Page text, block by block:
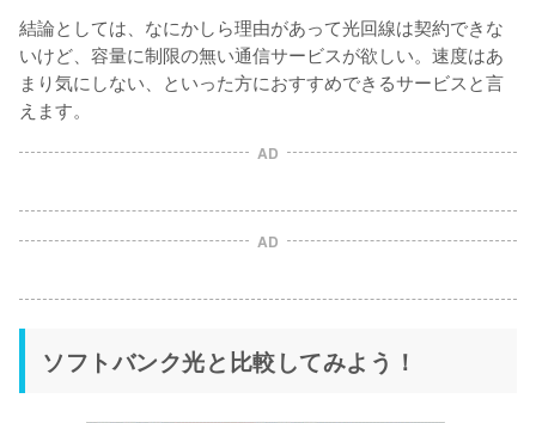
結論としては、なにかしら理由があって光回線は契約できな
いけど、容量に制限の無い通信サービスが欲しい。速度はあ
まり気にしない、といった方におすすめできるサービスと言
えます。
AD
AD
ソフトバンク光と比較してみよう！